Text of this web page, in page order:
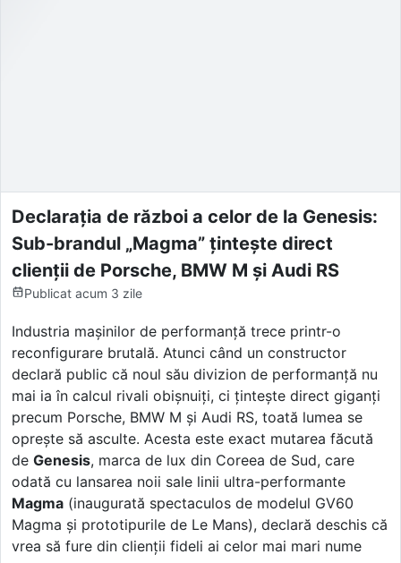
Declarația de război a celor de la Genesis:
Sub-brandul „Magma” țintește direct
clienții de Porsche, BMW M și Audi RS
Publicat acum 3 zile
Industria mașinilor de performanță trece printr-o
reconfigurare brutală. Atunci când un constructor
declară public că noul său divizion de performanță nu
mai ia în calcul rivali obișnuiți, ci țintește direct giganți
precum Porsche, BMW M și Audi RS, toată lumea se
oprește să asculte. Acesta este exact mutarea făcută
de Genesis, marca de lux din Coreea de Sud, care
odată cu lansarea noii sale linii ultra-performante
Magma (inaugurată spectaculos de modelul GV60
Magma și prototipurile de Le Mans), declară deschis că
vrea să fure din clienții fideli ai celor mai mari nume